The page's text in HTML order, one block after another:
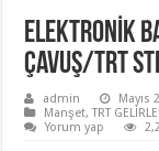
ELEKTRONİK
ÇAVUŞ/TRT
admin
Mayıs
Manşet,TRT
Yorum yap